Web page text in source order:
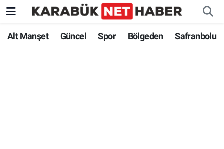
Alt Manşet Güncel Spor Bölgeden Safranbolu